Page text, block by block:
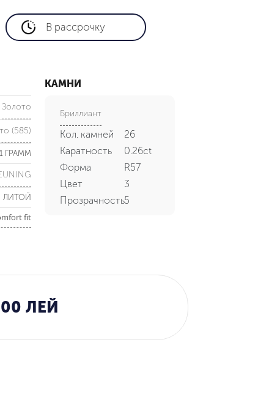
В рассрочку
Золото
(585)
ГРАММ
ЛИТОЙ
fit
КАМНИ
Бриллиант
Кол. камней
26
Каратность
0.26ct
Форма
R57
Цвет
3
Прозрачность5
ЛЕЙ